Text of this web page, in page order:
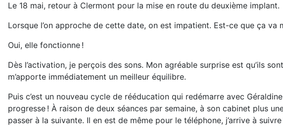
Le 18 mai, retour à Clermont pour la mise en route du deuxième implant.
Lorsque l’on approche de cette date, on est impatient. Est-ce que ça
Oui, elle fonctionne !
Dès l’activation, je perçois des sons. Mon agréable surprise est qu’ils
m’apporte immédiatement un meilleur équilibre.
Puis c’est un nouveau cycle de rééducation qui redémarre avec
progresse ! À raison de deux séances par semaine, à son cabinet plus
passer à la suivante. Il en est de même pour le téléphone, j’arrive à